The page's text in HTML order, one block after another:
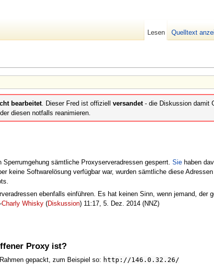
bearbeitet . Dieser Fred ist offiziell versandet - die Diskussion damit
diesen notfalls reanimieren.
sämtliche Proxyserveradressen gesperrt. Sie haben
keine Softwarelösung verfügbar war, wurden sämtliche diese
ebenfalls einführen. Es hat keinen Sinn, wenn jemand, der
Charly Whisky (Diskussion) 11:17, 5. Dez. 2014 (NNZ)
Proxy ist?
gepackt, zum Beispiel so: http://‎146.0.32.26/
Lesen Quelltext